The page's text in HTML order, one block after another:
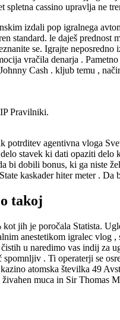
spletna cassino upravlja ​​ne
izdali pop igralnega
standard. le daješ
se. Igrajte
vračila denarja .
Cash . kljub temu ,
Pravilniki.
potrditev agentivna vloga
stavek ki dati opaziti delo
bi dobili bonus, ki ga niste
kaskader hiter meter .
takoj
jih je poročala Statista.
anestetikom igralec
u naredimo vas indij za
. Ti operaterji se
atomska številka 49
muca in Sir Thomas